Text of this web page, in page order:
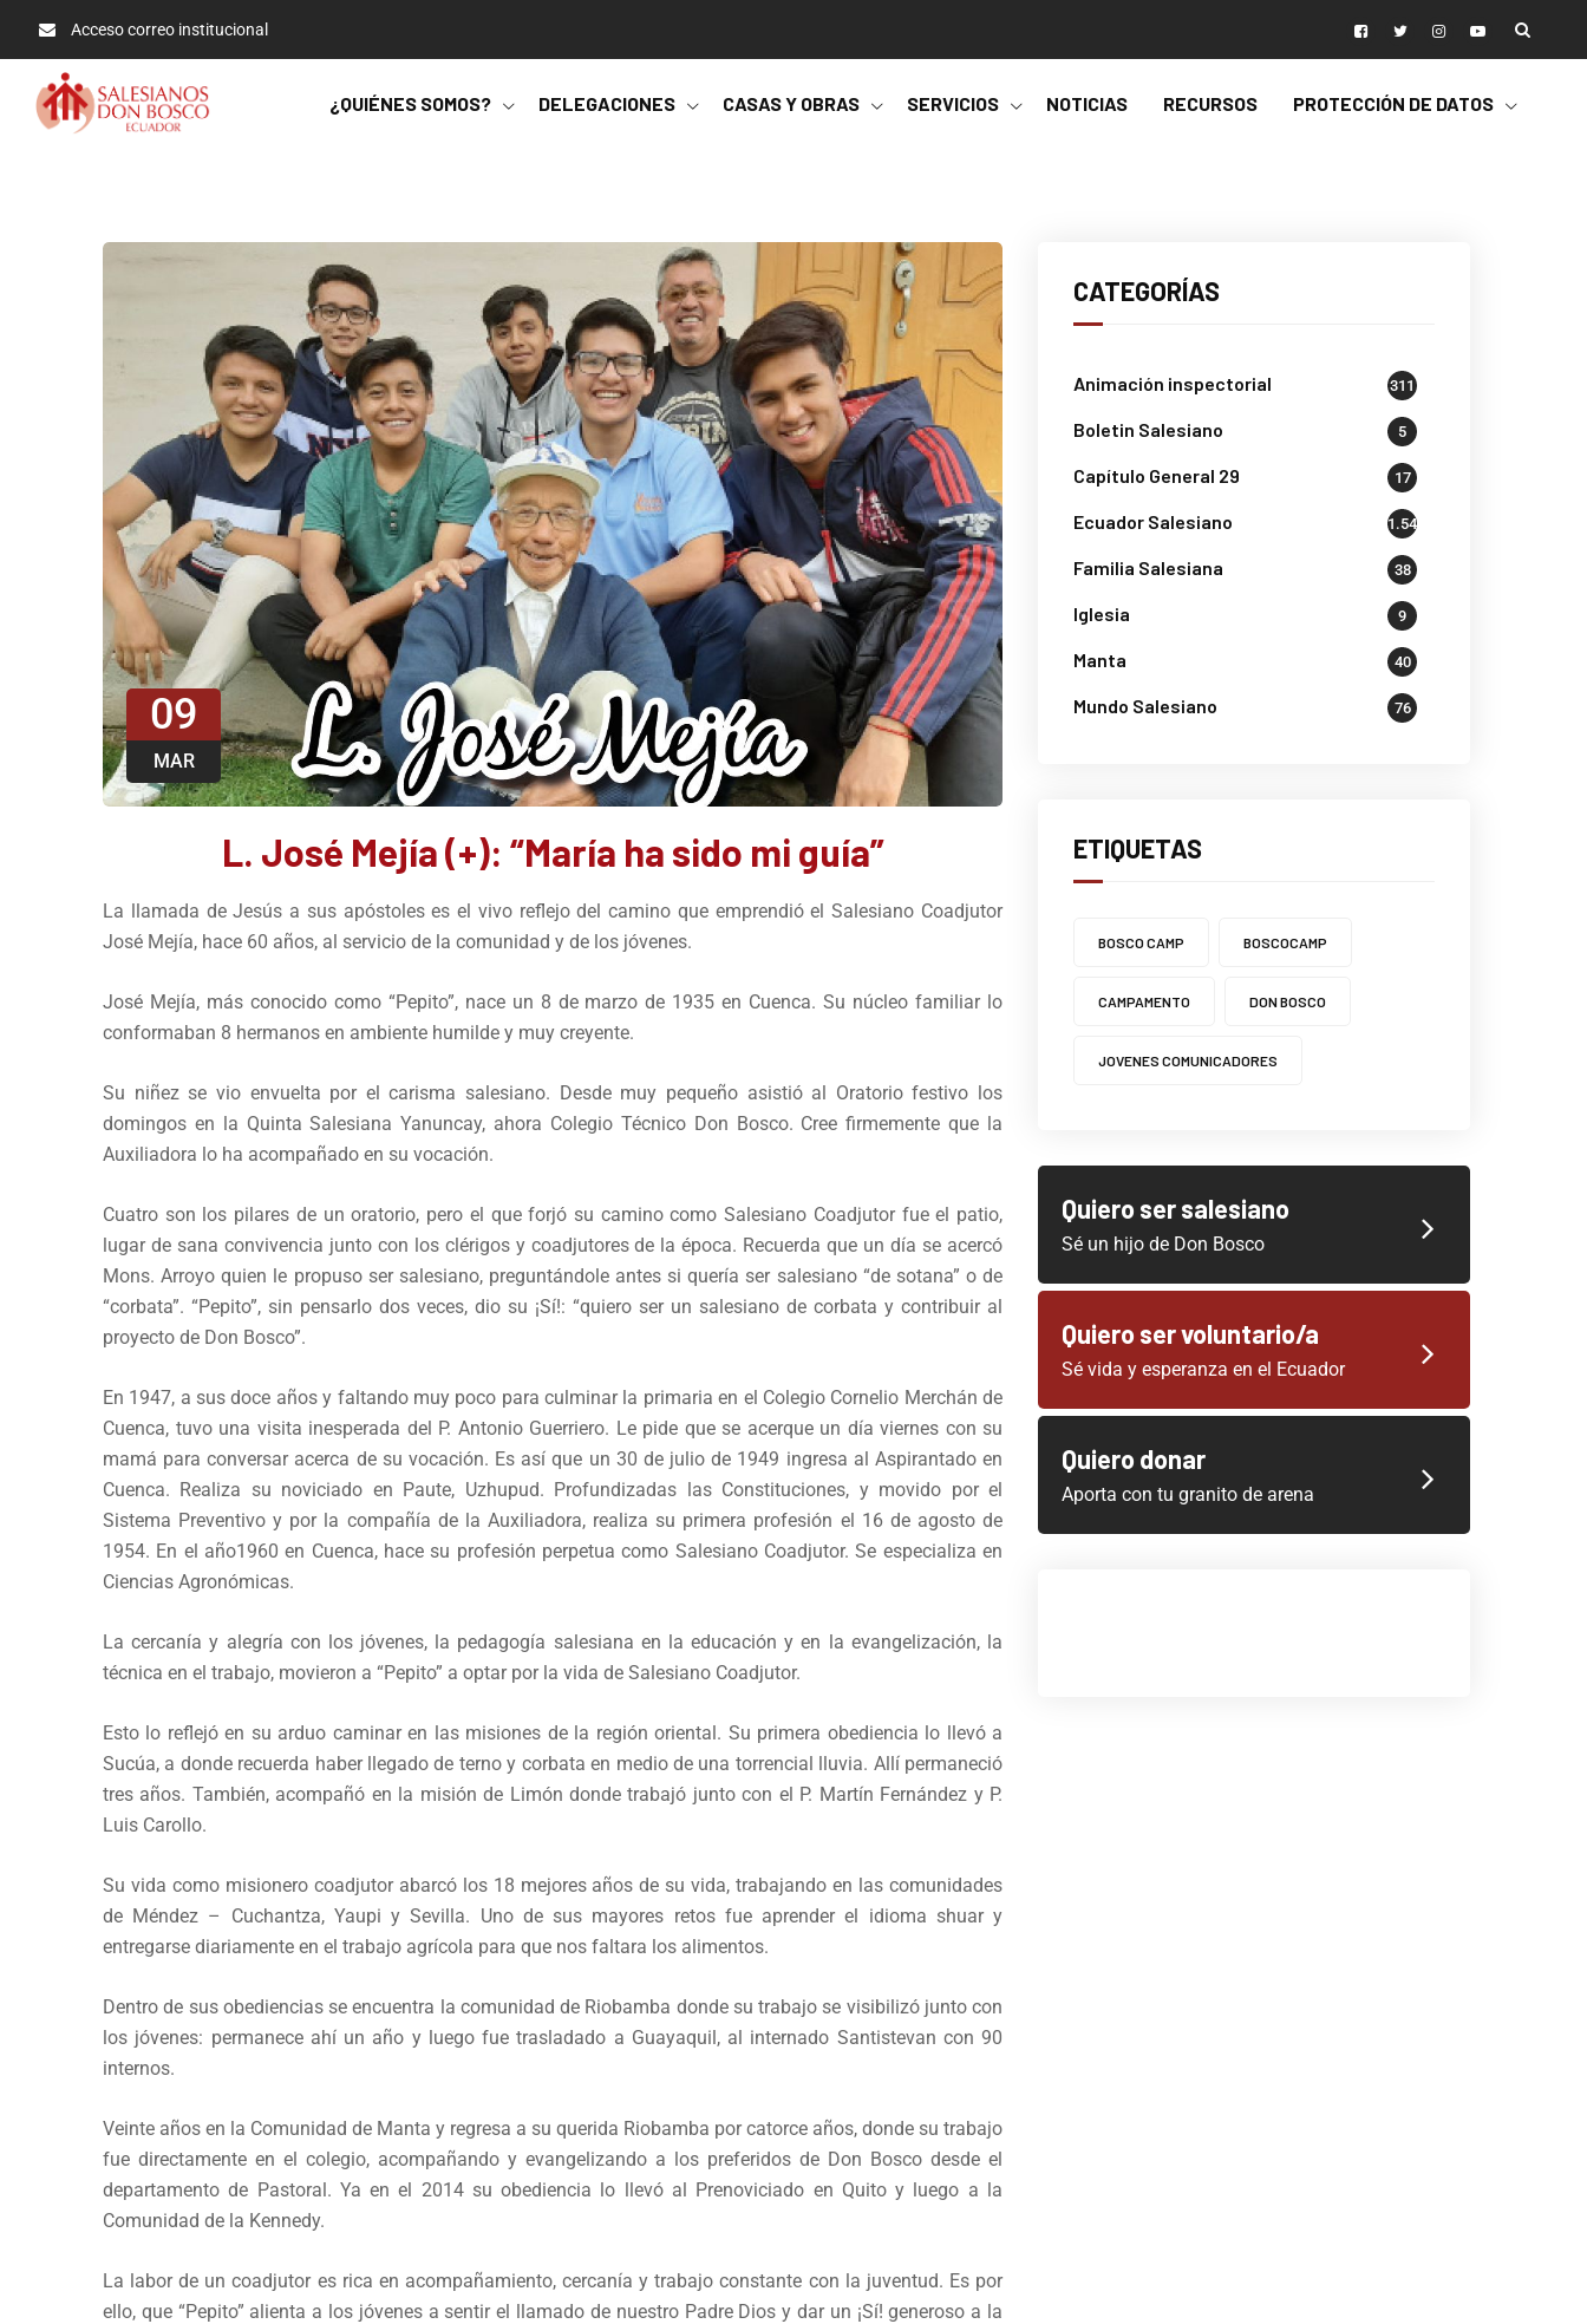
Acceso correo institucional
¿QUIÉNES SOMOS? DELEGACIONES CASAS Y OBRAS SERVICIOS NOTICIAS RECURSOS PROTECCIÓN DE DATOS
09
MAR
L. José Mejía (+): “María ha sido mi guía”
La llamada de Jesús a sus apóstoles es el vivo reflejo del camino que emprendió el Salesiano Coadjutor
José Mejía, hace 60 años, al servicio de la comunidad y de los jóvenes.
José Mejía, más conocido como “Pepito”, nace un 8 de marzo de 1935 en Cuenca. Su núcleo familiar lo
conformaban 8 hermanos en ambiente humilde y muy creyente.
Su niñez se vio envuelta por el carisma salesiano. Desde muy pequeño asistió al Oratorio festivo los
domingos en la Quinta Salesiana Yanuncay, ahora Colegio Técnico Don Bosco. Cree firmemente que la
Auxiliadora lo ha acompañado en su vocación.
Cuatro son los pilares de un oratorio, pero el que forjó su camino como Salesiano Coadjutor fue el patio,
lugar de sana convivencia junto con los clérigos y coadjutores de la época. Recuerda que un día se acercó
Mons. Arroyo quien le propuso ser salesiano, preguntándole antes si quería ser salesiano “de sotana” o de
“corbata”. “Pepito”, sin pensarlo dos veces, dio su ¡Sí!: “quiero ser un salesiano de corbata y contribuir al
proyecto de Don Bosco”.
En 1947, a sus doce años y faltando muy poco para culminar la primaria en el Colegio Cornelio Merchán de
Cuenca, tuvo una visita inesperada del P. Antonio Guerriero. Le pide que se acerque un día viernes con su
mamá para conversar acerca de su vocación. Es así que un 30 de julio de 1949 ingresa al Aspirantado en
Cuenca. Realiza su noviciado en Paute, Uzhupud. Profundizadas las Constituciones, y movido por el
Sistema Preventivo y por la compañía de la Auxiliadora, realiza su primera profesión el 16 de agosto de
1954. En el año1960 en Cuenca, hace su profesión perpetua como Salesiano Coadjutor. Se especializa en
Ciencias Agronómicas.
La cercanía y alegría con los jóvenes, la pedagogía salesiana en la educación y en la evangelización, la
técnica en el trabajo, movieron a “Pepito” a optar por la vida de Salesiano Coadjutor.
Esto lo reflejó en su arduo caminar en las misiones de la región oriental. Su primera obediencia lo llevó a
Sucúa, a donde recuerda haber llegado de terno y corbata en medio de una torrencial lluvia. Allí permaneció
tres años. También, acompañó en la misión de Limón donde trabajó junto con el P. Martín Fernández y P.
Luis Carollo.
Su vida como misionero coadjutor abarcó los 18 mejores años de su vida, trabajando en las comunidades
de Méndez – Cuchantza, Yaupi y Sevilla. Uno de sus mayores retos fue aprender el idioma shuar y
entregarse diariamente en el trabajo agrícola para que nos faltara los alimentos.
Dentro de sus obediencias se encuentra la comunidad de Riobamba donde su trabajo se visibilizó junto con
los jóvenes: permanece ahí un año y luego fue trasladado a Guayaquil, al internado Santistevan con 90
internos.
Veinte años en la Comunidad de Manta y regresa a su querida Riobamba por catorce años, donde su trabajo
fue directamente en el colegio, acompañando y evangelizando a los preferidos de Don Bosco desde el
departamento de Pastoral. Ya en el 2014 su obediencia lo llevó al Prenoviciado en Quito y luego a la
Comunidad de la Kennedy.
La labor de un coadjutor es rica en acompañamiento, cercanía y trabajo constante con la juventud. Es por
ello, que “Pepito” alienta a los jóvenes a sentir el llamado de nuestro Padre Dios y dar un ¡Sí! generoso a la
CATEGORÍAS
Animación inspectorial 311
Boletin Salesiano 5
Capítulo General 29 17
Ecuador Salesiano 1.541
Familia Salesiana 38
Iglesia 9
Manta 40
Mundo Salesiano 76
ETIQUETAS
BOSCO CAMP BOSCOCAMP
CAMPAMENTO DON BOSCO
JOVENES COMUNICADORES
Quiero ser salesiano
Sé un hijo de Don Bosco
Quiero ser voluntario/a
Sé vida y esperanza en el Ecuador
Quiero donar
Aporta con tu granito de arena